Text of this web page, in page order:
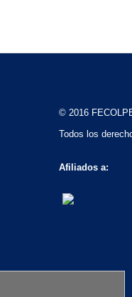
© 2016
Todos los
Afiliados a: